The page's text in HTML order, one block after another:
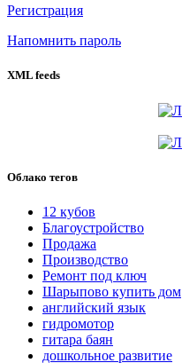
Регистрация
Напомнить пароль
XML feeds
Облако тегов
12 кубов
Благоустройство
Продажа
Производство
Ремонт под ключ
Шарыпово купить дом
английский язык
гидромотор
гитара баян
дошкольное развитие